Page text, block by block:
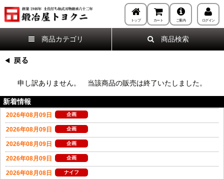
トップ カート ご案内 ログイン
商品カテゴリ 商品検索
申し訳ありません。 当該商品の販売は終了いたしました。
新着情報